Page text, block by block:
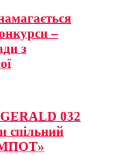
–
з
GERALD 032